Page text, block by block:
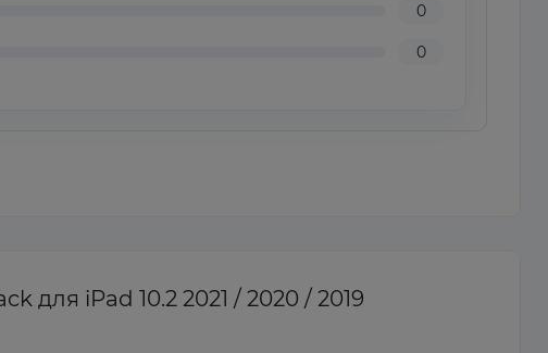
0
0
для iPad 10.2 2021 / 2020 / 2019